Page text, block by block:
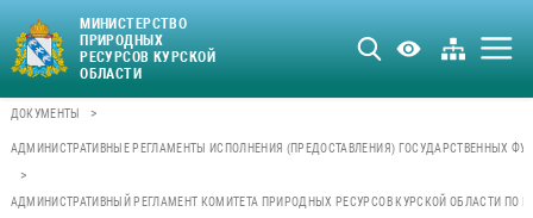
МИНИСТЕРСТВО
ПРИРОДНЫХ
РЕСУРСОВ КУРСКОЙ
ОБЛАСТИ
ДОКУМЕНТЫ >
АДМИНИСТРАТИВНЫЕ РЕГЛАМЕНТЫ ИСПОЛНЕНИЯ (ПРЕДОСТАВЛЕНИЯ) ГОСУДАРСТВЕННЫХ
>
АДМИНИСТРАТИВНЫЙ РЕГЛАМЕНТ КОМИТЕТА ПРИРОДНЫХ РЕСУРСОВ КУРСКОЙ ОБЛАСТИ ПО